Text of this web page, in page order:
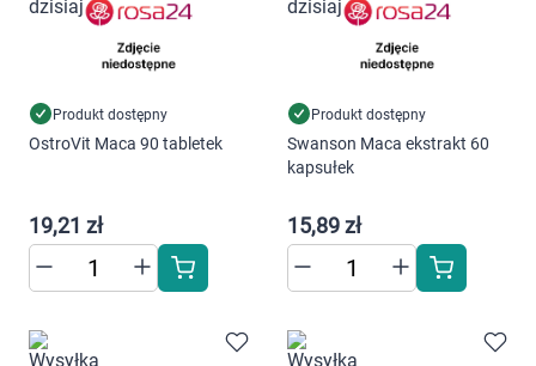
Grupy produktowe
MarkiProdukt dostępny
OstroVit Maca 90 tabletek
19,21 zł
Produkt dostępny
Swanson Maca ekstrakt 60
kapsułek
15,89 zł